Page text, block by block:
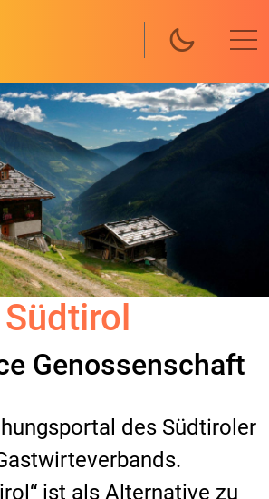
Genossenschaft
des Südtiroler
ist als Alternative zu